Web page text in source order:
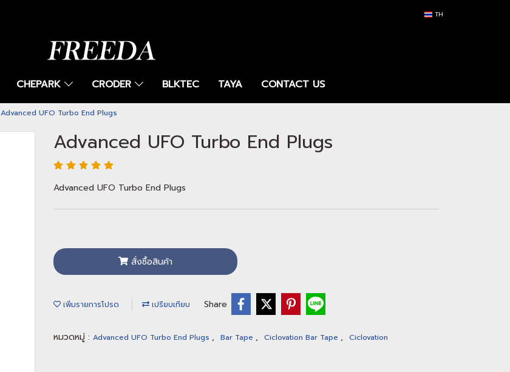
TH
CHEPARK CRODER BLKTEC TAYA CONTACT US
Advanced UFO Turbo End Plugs
Advanced UFO Turbo End Plugs
Advanced UFO Turbo End Plugs
สั่งซื้อสินค้า
เพิ่มรายการโปรด เปรียบเทียบ Share
หมวดหมู่ : Advanced UFO Turbo End Plugs , Bar Tape , Ciclovation Bar Tape , Ciclovation